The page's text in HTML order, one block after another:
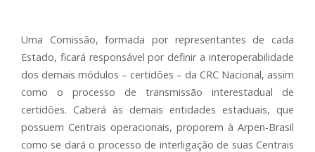
Uma Comissão, formada por representantes de cada
Estado, ficará responsável por definir a interoperabilidade
dos demais módulos – certidões – da CRC Nacional, assim
como o processo de transmissão interestadual de
certidões. Caberá às demais entidades estaduais, que
possuem Centrais operacionais, proporem à Arpen-Brasil
como se dará o processo de interligação de suas Centrais